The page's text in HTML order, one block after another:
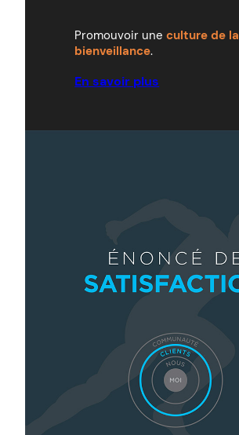
Promouvoir uneculture de la
bienveillance.
En savoir plus